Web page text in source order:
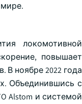
локомотивной
повышает
В ноябре 2022 года
Объединившись с
Alstom и системой